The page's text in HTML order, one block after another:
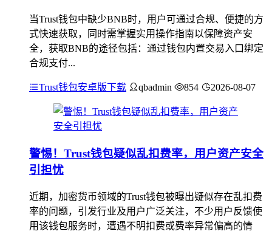
当Trust钱包中缺少BNB时，用户可通过合规、便捷的方
式快速获取，同时需掌握实用操作指南以保障资产安
全，获取BNB的途径包括：通过钱包内置交易入口绑定
合规支付...
Trust钱包安卓版下载 qbadmin 854 2026-08-07
警惕！Trust钱包疑似乱扣费率，用户资产安全
引担忧
近期，加密货币领域的Trust钱包被曝出疑似存在乱扣费
率的问题，引发行业及用户广泛关注，不少用户反馈使
用该钱包服务时，遭遇不明扣费或费率异常偏高的情